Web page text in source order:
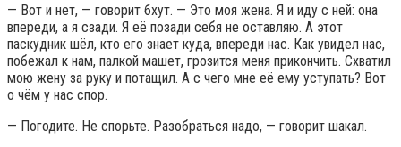
— Вот и нет, — говорит бхут. — Это моя жена. Я и иду с ней: она
впереди, а я сзади. Я её позади себя не оставляю. А этот
паскудник шёл, кто его знает куда, впереди нас. Как увидел нас,
побежал к нам, палкой машет, грозится меня прикончить. Схватил
мою жену за руку и потащил. А с чего мне её ему уступать? Вот
о чём у нас спор.
— Погодите. Не спорьте. Разобраться надо, — говорит шакал.